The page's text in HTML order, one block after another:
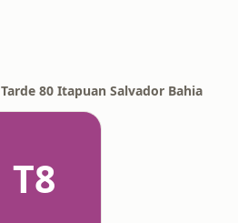
Tarde 80 Itapuan Salvador Bahia
T8